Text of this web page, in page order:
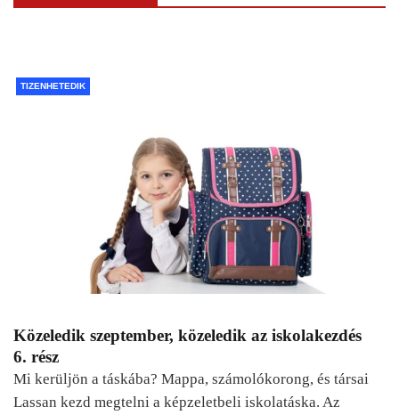
TIZENHETEDIK
Közeledik szeptember, közeledik az iskolakezdés
6. rész
Mi kerüljön a táskába? Mappa, számolókorong, és társai
Lassan kezd megtelni a képzeletbeli iskolatáska. Az